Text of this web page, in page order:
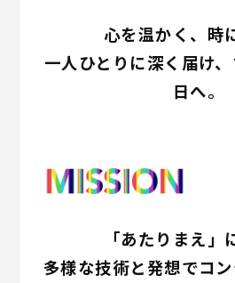
心を温かく、時
一人ひとりに深く届け
日へ。
「あたりまえ」
多様な技術と発想でコ